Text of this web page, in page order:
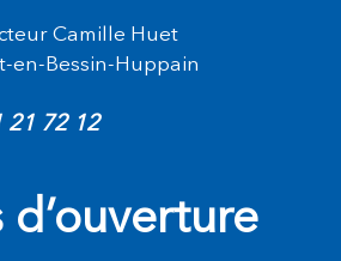
Camille Huet
en-Bessin-Huppain
21 72 12
d’ouverture